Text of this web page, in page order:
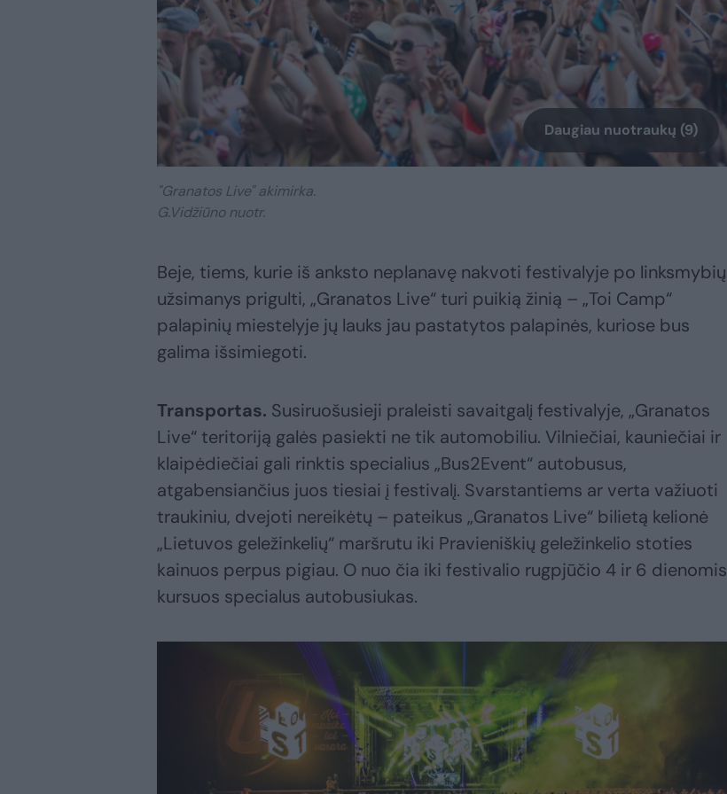
Daugiau nuotraukų (9)
"Granatos Live" akimirka.
G.Vidžiūno nuotr.
Beje, tiems, kurie iš anksto neplanavę nakvoti festivalyje po linksmybių
užsimanys prigulti, „Granatos Live“ turi puikią žinią – „Toi Camp“
palapinių miestelyje jų lauks jau pastatytos palapinės, kuriose bus
galima išsimiegoti.
Transportas. Susiruošusieji praleisti savaitgalį festivalyje, „Granatos
Live“ teritoriją galės pasiekti ne tik automobiliu. Vilniečiai, kauniečiai ir
klaipėdiečiai gali rinktis specialius „Bus2Event“ autobusus,
atgabensiančius juos tiesiai į festivalį. Svarstantiems ar verta važiuoti
traukiniu, dvejoti nereikėtų – pateikus „Granatos Live“ bilietą kelionė
„Lietuvos geležinkelių“ maršrutu iki Pravieniškių geležinkelio stoties
kainuos perpus pigiau. O nuo čia iki festivalio rugpjūčio 4 ir 6 dienomis
kursuos specialus autobusiukas.